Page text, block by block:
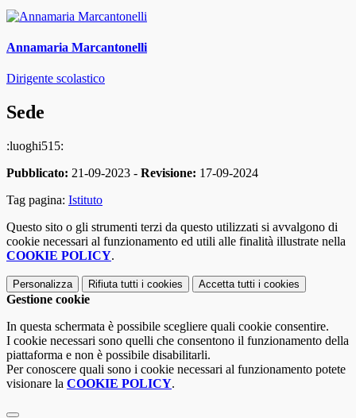
Annamaria Marcantonelli
Dirigente scolastico
Sede
:luoghi515:
Pubblicato: 21-09-2023 - Revisione: 17-09-2024
Tag pagina: Istituto
Questo sito o gli strumenti terzi da questo utilizzati si avvalgono di
cookie necessari al funzionamento ed utili alle finalità illustrate nella
COOKIE POLICY.
Personalizza Rifiuta tutti i cookies Accetta tutti i cookies
Gestione cookie
In questa schermata è possibile scegliere quali cookie consentire.
I cookie necessari sono quelli che consentono il funzionamento della
piattaforma e non è possibile disabilitarli.
Per conoscere quali sono i cookie necessari al funzionamento potete
visionare la COOKIE POLICY.